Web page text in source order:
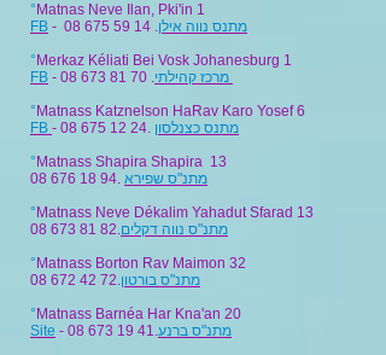
° Matnas Neve Ilan, Pki'in 1
FB - 08 675 59 14 .מתנס נווה אילן
° Merkaz Kéliati Bei Vosk Johanesburg 1
FB - 08 673 81 70 .
° Matnass Katznelson HaRav Karo Yosef 6
FB - 08 675 12 24. מתנס כצנלסון
° Matnass Shapira Shapira 13
08 676 18 94. מתנ"ס שפירא
° Matnass Neve Dékalim Yahadut Sfarad 13
08 673 81 82.מתנ"ס נווה דקלים
° Matnass Borton Rav Maimon 32
08 672 42 72.מתנ"ס בורטון
° Matnass Barnéa Har Kna'an 20
Site - 08 673 19 41.מתנ"ס ברנע